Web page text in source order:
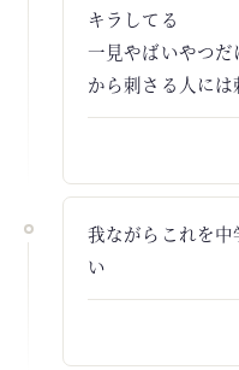
キラしてる
一見やばいやつ
から刺さる人には
我ながらこれを
い